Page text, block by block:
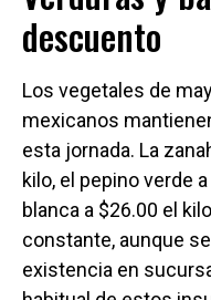
descuento
Los vegetales de
mexicanos
esta jornada. La
kilo, el pepino verde
blanca a $26.00 el
constante, aunque
existencia en